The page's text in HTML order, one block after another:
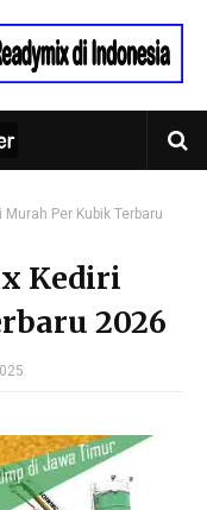
Per Kubik Terbaru
Kediri
2026